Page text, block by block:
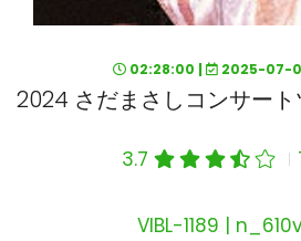
02:28:00 | 2025-07-
2024 さだまさしコンサート
3.7
VIBL-1189 |